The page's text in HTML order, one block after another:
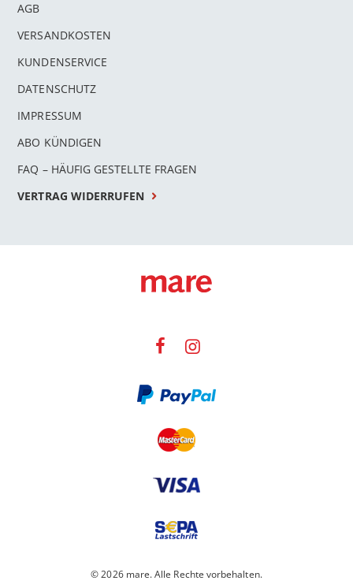
AGB
VERSANDKOSTEN
KUNDENSERVICE
DATENSCHUTZ
IMPRESSUM
ABO KÜNDIGEN
FAQ – HÄUFIG GESTELLTE FRAGEN
VERTRAG WIDERRUFEN
© 2026 mare. Alle Rechte vorbehalten.